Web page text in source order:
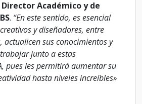
Académico y de
. “En este sentido, es esencial
y diseñadores, entre
actualicen sus conocimientos y
junto a estas
pues les permitirá aumentar su
hasta niveles increíbles»